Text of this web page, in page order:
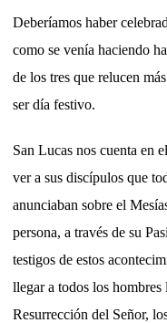
Deberíamos haber
como se venía haciendo
de los tres que relucen
ser día festivo.
San Lucas nos cuenta en
ver a sus discípulos que
anunciaban sobre el
persona, a través de su
testigos de estos
llegar a todos los
Resurrección del Señor,